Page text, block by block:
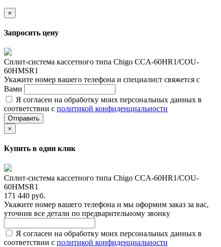
×
Запросить цену
Сплит-сиcтема кассетного типа Chigo CCA-60HR1/COU-
60HMSR1
Укажите номер вашего телефона и специалист свяжется с
Вами
Я согласен на обработку моих персональных данных в
соответствии с политикой конфиденциальности
Отправить
×
Купить в один клик
Сплит-сиcтема кассетного типа Chigo CCA-60HR1/COU-
60HMSR1
171 440 руб.
Укажите номер вашего телефона и мы оформим заказ за вас,
уточнив все детали по предварительному звонку
Я согласен на обработку моих персональных данных в
соответствии с политикой конфиденциальности